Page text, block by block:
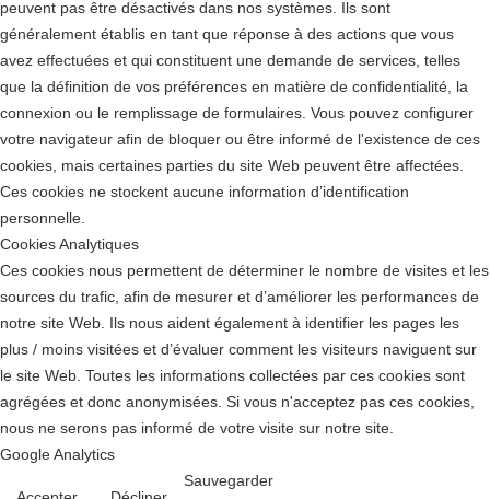
peuvent pas être désactivés dans nos systèmes. Ils sont
généralement établis en tant que réponse à des actions que vous
avez effectuées et qui constituent une demande de services, telles
que la définition de vos préférences en matière de confidentialité, la
connexion ou le remplissage de formulaires. Vous pouvez configurer
votre navigateur afin de bloquer ou être informé de l'existence de ces
cookies, mais certaines parties du site Web peuvent être affectées.
Ces cookies ne stockent aucune information d’identification
personnelle.
Cookies Analytiques
Ces cookies nous permettent de déterminer le nombre de visites et les
sources du trafic, afin de mesurer et d’améliorer les performances de
notre site Web. Ils nous aident également à identifier les pages les
plus / moins visitées et d’évaluer comment les visiteurs naviguent sur
le site Web. Toutes les informations collectées par ces cookies sont
agrégées et donc anonymisées. Si vous n'acceptez pas ces cookies,
nous ne serons pas informé de votre visite sur notre site.
Google Analytics
Sauvegarder